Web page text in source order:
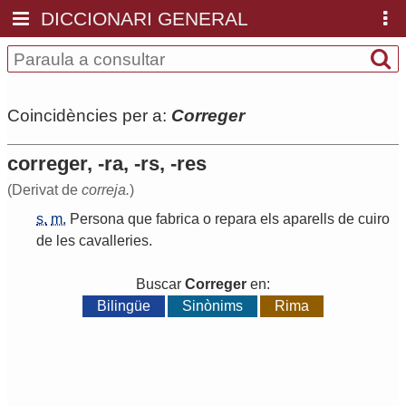
DICCIONARI GENERAL
Coincidències per a: Correger
correger, -ra, -rs, -res
(Derivat de correja.)
s. m. Persona que fabrica o repara els aparells de cuiro
de les cavalleries.
Buscar Correger en:
Bilingüe
Sinònims Rima